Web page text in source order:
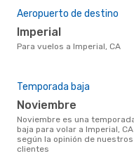
Aeropuerto de destino
Imperial
Para vuelos a Imperial, CA
Temporada baja
noviembre
noviembre es una temporada
baja para volar a Imperial, CA
según la opinión de nuestros
clientes